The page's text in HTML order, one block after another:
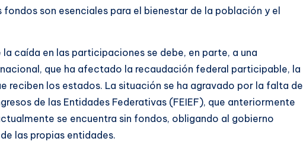
son esenciales para el bienestar de la población y el
caída en las participaciones se debe, en parte, a una
que ha afectado la recaudación federal participable, la
reciben los estados. La situación se ha agravado por la falta de
de las Entidades Federativas (FEIEF), que anteriormente
se encuentra sin fondos, obligando al gobierno
las propias entidades.